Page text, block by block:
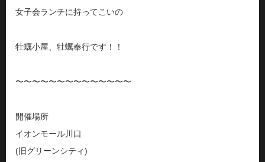
女子会ランチに持ってこいの
牡蠣小屋、牡蠣奉行です！！
〜〜〜〜〜〜〜〜〜〜〜〜〜〜
開催場所
イオンモール川口
(旧グリーンシティ)